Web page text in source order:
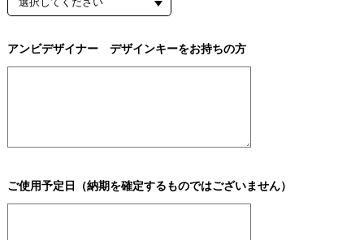
アンビデザイナー デザインキーをお持ちの方
ご使用予定日（納期を確定するものではございません）